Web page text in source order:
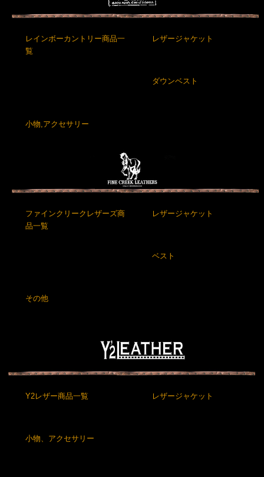
レインボーカントリー商品一
覧
レザージャケット
ダウンベスト
小物,アクセサリー
ファインクリークレザーズ商
品一覧
レザージャケット
ベスト
その他
Y2レザー商品一覧 レザージャケット
小物、アクセサリー